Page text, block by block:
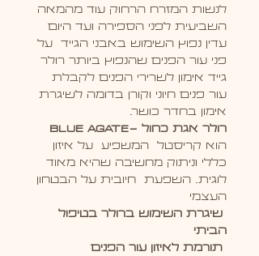
לנשות המזרח הרחוק עוד מהמאה
השביעית לפני הספירה ועד היום
עדין נפוץ השימוש באבני הגייד על
פני עור הפנים שהנפוץ ביותר רולר
גייד אימון לשרירי הפנים לקבלת
עור פנים חיוני וקורן בדומה לשיגרת
אימון בחדר כושר.
רולר אגת כחול -BLUE AGATE
הוא קריסטל המשפיע על איזון
כללי וניתוק מחשיבה שהיא מאוד
לוגית. השפעת חיובית על הבטחון
העצמי
שיגרת השימוש ברולר בטיפול
הביתי
תורמת לאיזון עור הפנים